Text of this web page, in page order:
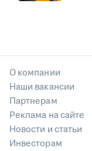
О компании
Наши вакансии
Партнерам
Реклама на сайте
Новости и статьи
Инвесторам